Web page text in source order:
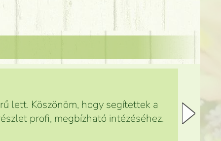
lett. Köszönöm, hogy segítettek a
profi, megbízható intézéséhez.